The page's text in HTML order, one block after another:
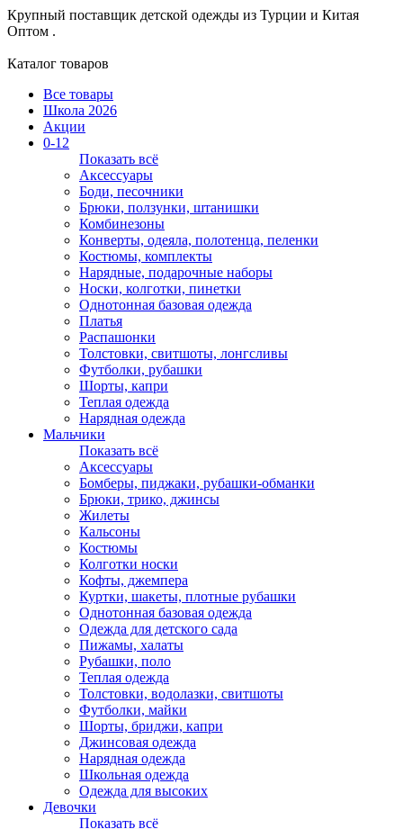
Крупный поставщик детской одежды из Турции и Китая
Оптом .
Каталог товаров
Все товары
Школа 2026
Акции
0-12
Показать всё
Аксессуары
Боди, песочники
Брюки, ползунки, штанишки
Комбинезоны
Конверты, одеяла, полотенца, пеленки
Костюмы, комплекты
Нарядные, подарочные наборы
Носки, колготки, пинетки
Однотонная базовая одежда
Платья
Распашонки
Толстовки, свитшоты, лонгсливы
Футболки, рубашки
Шорты, капри
Теплая одежда
Нарядная одежда
Мальчики
Показать всё
Аксессуары
Бомберы, пиджаки, рубашки-обманки
Брюки, трико, джинсы
Жилеты
Кальсоны
Костюмы
Колготки носки
Кофты, джемпера
Куртки, шакеты, плотные рубашки
Однотонная базовая одежда
Одежда для детского сада
Пижамы, халаты
Рубашки, поло
Теплая одежда
Толстовки, водолазки, свитшоты
Футболки, майки
Шорты, бриджи, капри
Джинсовая одежда
Нарядная одежда
Школьная одежда
Одежда для высоких
Девочки
Показать всё